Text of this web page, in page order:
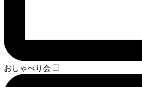
おしゃべり会